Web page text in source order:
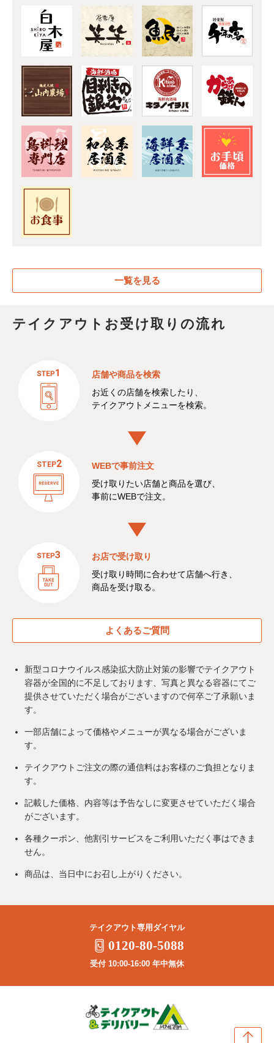
一覧を見る
テイクアウトお受け取りの流れ
店舗や商品を検索
お近くの店舗を検索したり、
テイクアウトメニューを検索。
WEBで事前注文
受け取りたい店舗と商品を選び、
事前にWEBで注文。
お店で受け取り
受け取り時間に合わせて店舗へ行き、
商品を受け取る。
よくあるご質問
新型コロナウイルス感染拡⼤防⽌対策の影響でテイクアウト
容器が全国的に不足しております、写真と異なる容器にてご
提供させていただく場合がございますので何卒ご了承願いま
す。
一部店舗によって価格やメニューが異なる場合がございま
す。
テイクアウトご注文の際の通信料はお客様のご負担となりま
す。
記載した価格、内容等は予告なしに変更させていただく場合
がございます。
各種クーポン、他割引サービスをご利用いただく事はできま
せん。
商品は、当日中にお召し上がりください。
テイクアウト専用ダイヤル
0120-80-5088
受付 10:00-16:00 年中無休